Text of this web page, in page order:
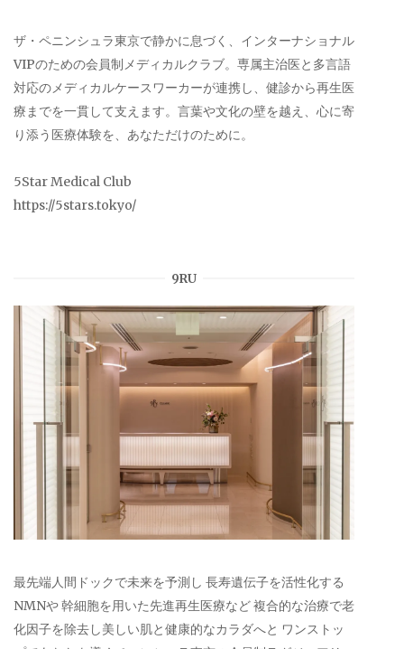
ザ・ペニンシュラ東京で静かに息づく、インターナショナル
VIPのための会員制メディカルクラブ。専属主治医と多言語
対応のメディカルケースワーカーが連携し、健診から再生医
療までを一貫して支えます。言葉や文化の壁を越え、心に寄
り添う医療体験を、あなただけのために。
5Star Medical Club
https://5stars.tokyo/
9RU
最先端人間ドックで未来を予測し 長寿遺伝子を活性化する
NMNや 幹細胞を用いた先進再生医療など 複合的な治療で老
化因子を除去し美しい肌と健康的なカラダへと ワンストッ